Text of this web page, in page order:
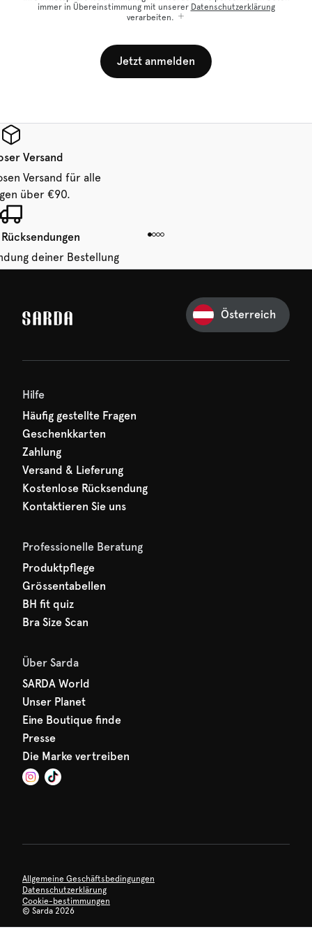
immer in Übereinstimmung mit unserer Datenschutzerklärung
verarbeiten.
Jetzt anmelden
Versand
Versand für alle
über €90.
deiner Bestellung
14 Tagen.
erste Bestellung
Österreich
Hilfe
Häufig gestellte Fragen
Geschenkkarten
Zahlung
Versand & Lieferung
Kostenlose Rücksendung
Kontaktieren Sie uns
Professionelle Beratung
Produktpflege
Grössentabellen
BH fit quiz
Bra Size Scan
Über Sarda
SARDA World
Unser Planet
Eine Boutique finde
Presse
Die Marke vertreiben
Allgemeine Geschäftsbedingungen
Datenschutzerklärung
Cookie-bestimmungen
© Sarda 2026